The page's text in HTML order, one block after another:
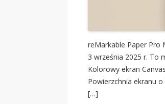
reMarkable Paper Pro
3 września 2025 r. To
Kolorowy ekran
Powierzchnia ekranu
[…]